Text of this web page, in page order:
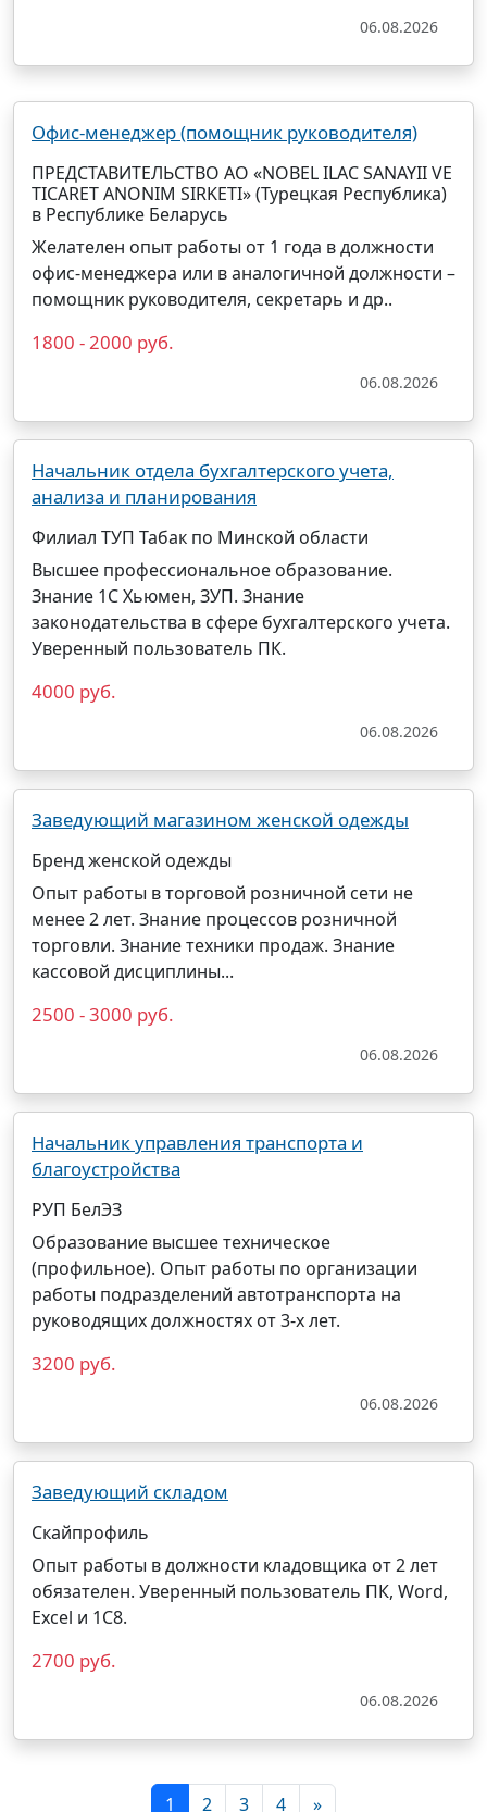
06.08.2026
Офис-менеджер (помощник руководителя)
ПРЕДСТАВИТЕЛЬСТВО АО «NOBEL ILAC SANAYII VE
TICARET ANONIM SIRKETI» (Турецкая Республика)
в Республике Беларусь
Желателен опыт работы от 1 года в должности
офис-менеджера или в аналогичной должности –
помощник руководителя, секретарь и др..
1800 - 2000 руб.
06.08.2026
Начальник отдела бухгалтерского учета,
анализа и планирования
Филиал ТУП Табак по Минской области
Высшее профессиональное образование.
Знание 1С Хьюмен, ЗУП. Знание
законодательства в сфере бухгалтерского учета.
Уверенный пользователь ПК.
4000 руб.
06.08.2026
Заведующий магазином женской одежды
Бренд женской одежды
Опыт работы в торговой розничной сети не
менее 2 лет. Знание процессов розничной
торговли. Знание техники продаж. Знание
кассовой дисциплины...
2500 - 3000 руб.
06.08.2026
Начальник управления транспорта и
благоустройства
РУП БелЭЗ
Образование высшее техническое
(профильное). Опыт работы по организации
работы подразделений автотранспорта на
руководящих должностях от 3-х лет.
3200 руб.
06.08.2026
Заведующий складом
Скайпрофиль
Опыт работы в должности кладовщика от 2 лет
обязателен. Уверенный пользователь ПК, Word,
Exсel и 1С8.
2700 руб.
06.08.2026
1 2 3 4 »